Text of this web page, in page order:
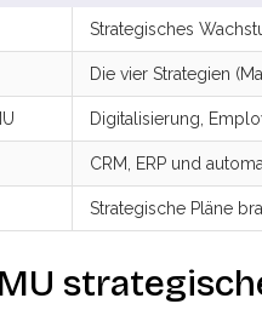
Strategisches
Die vier Strategien
Digitalisierung,
CRM, ERP und
Strategische Pläne